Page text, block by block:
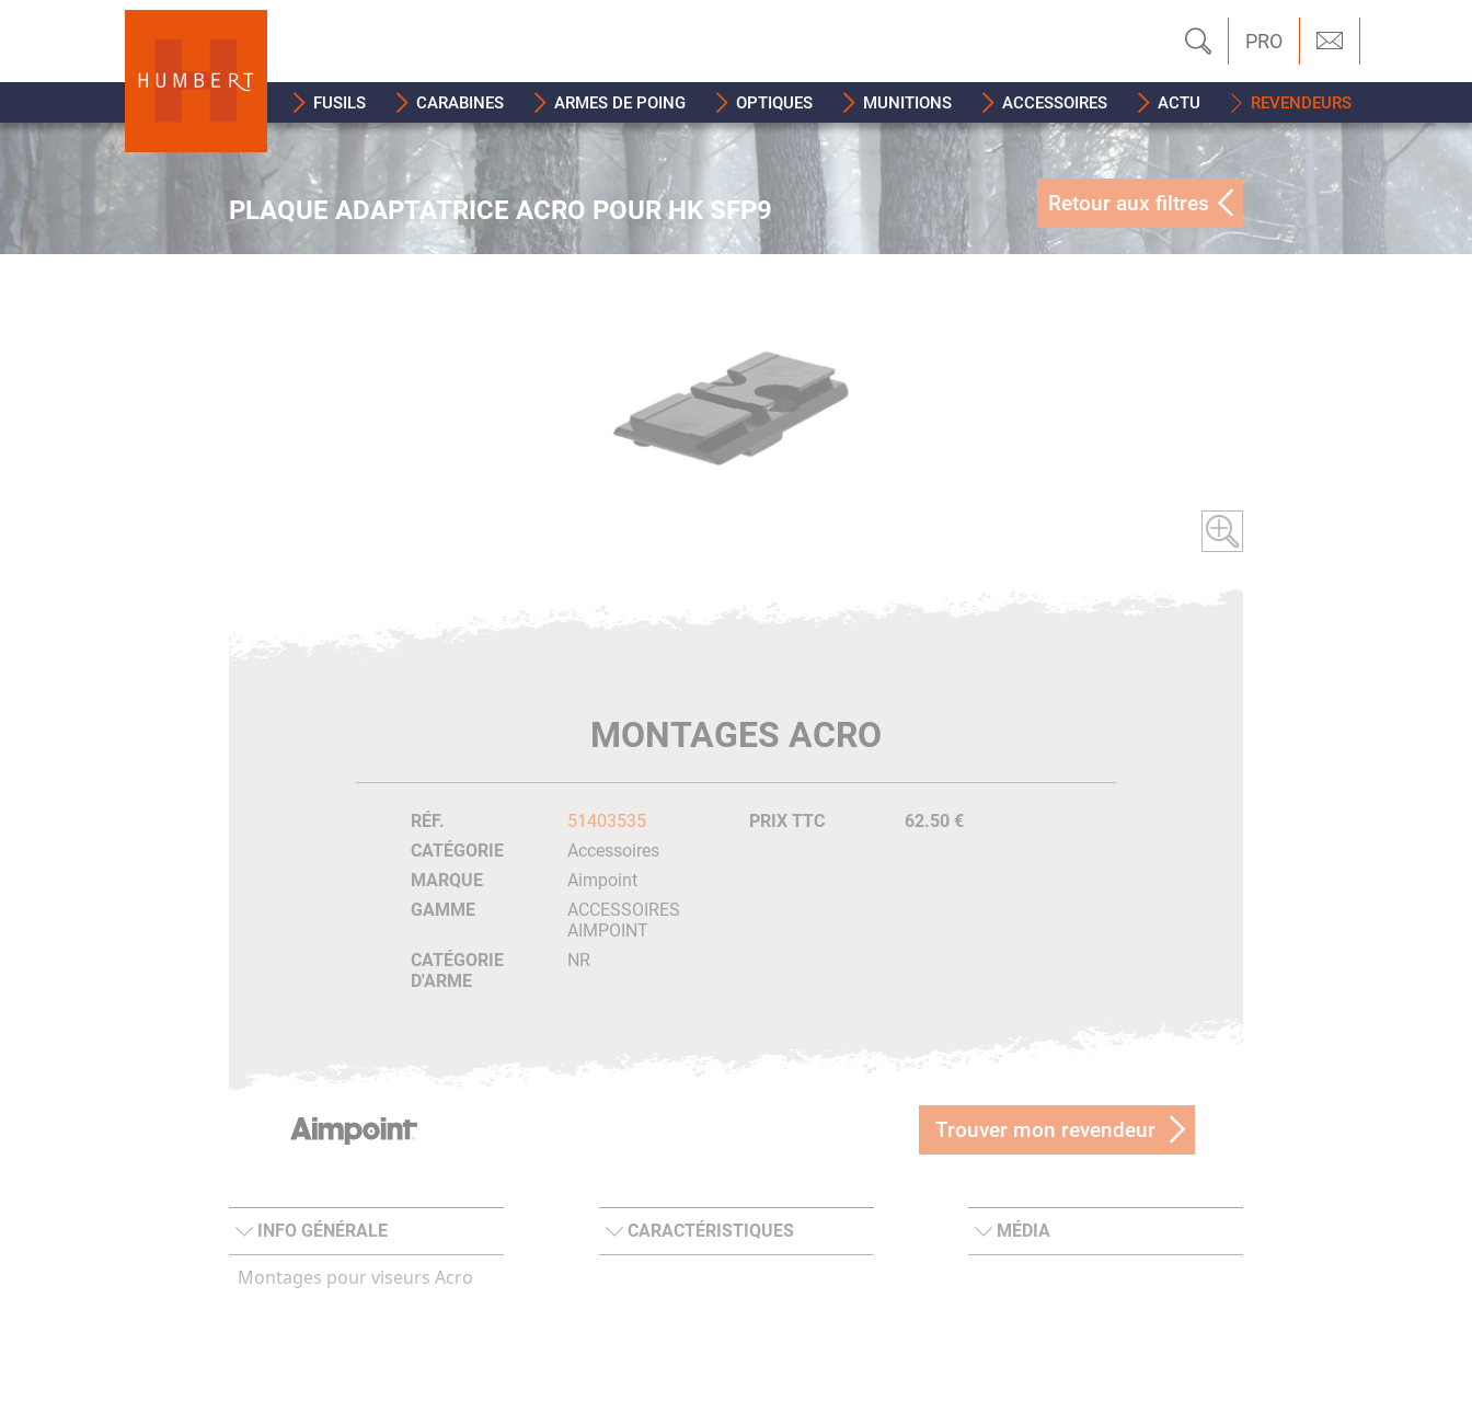
PRO
FUSILS CARABINES ARMES DE POING OPTIQUES MUNITIONS ACCESSOIRES ACTU REVENDEURS
PLAQUE ADAPTATRICE ACRO POUR HK SFP9 Retour aux filtres
MONTAGES ACRO
RÉF.
51403535
CATÉGORIE
Accessoires
MARQUE
Aimpoint
GAMME
ACCESSOIRES
AIMPOINT
CATÉGORIE
D'ARME
NR
PRIX TTC 62.50 €
Trouver mon revendeur
INFO GÉNÉRALE
Montages pour viseurs Acro
CARACTÉRISTIQUES MÉDIA